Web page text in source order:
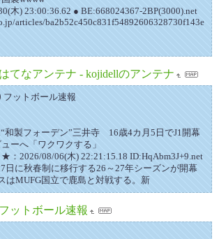
木) 23:00:36.62 ● BE:668024367-2BP(3000).net
articles/ba2b52c450c831f54892606328730f143e
はてなアンテナ - kojidellのアンテナ
フットボール速報
和製フォーデン”三井寺 16歳4カ月5日でJ1開幕
ーへ「ワクワクする」
：2026/08/06(木) 22:21:15.18 ID:HqAbm3J+9.net
日に秋春制に移行する26～27年シーズンが開幕
はMUFG国立で鹿島と対戦する。新
フットボール速報